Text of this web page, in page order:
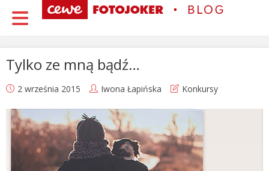
Tylko ze mną bądź…
2 września 2015 Iwona Łapińska Konkursy